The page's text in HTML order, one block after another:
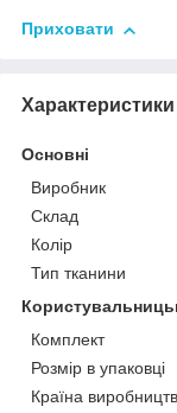
Приховати
Характеристики
Основні
Виробник
Склад
Колір
Тип тканини
Комплект
Розмір в упаковці
Країна